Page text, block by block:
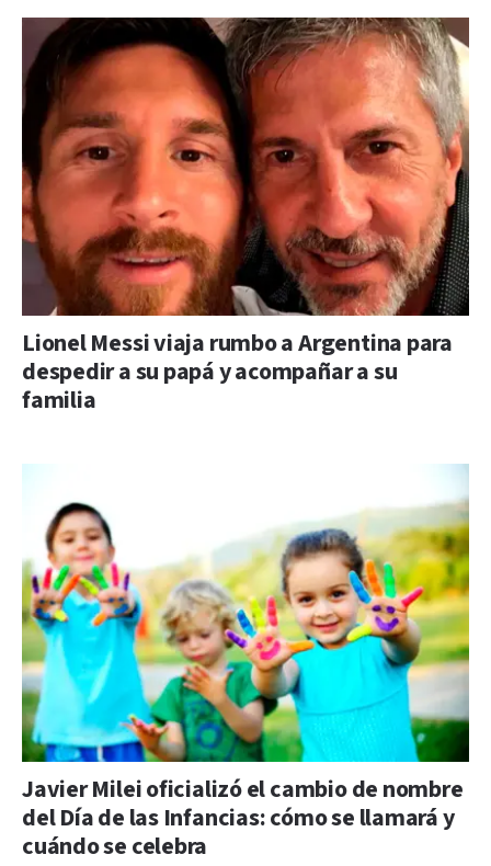
Lionel Messi viaja rumbo a Argentina para
despedir a su papá y acompañar a su
familia
Javier Milei oficializó el cambio de nombre
del Día de las Infancias: cómo se llamará y
cuándo se celebra